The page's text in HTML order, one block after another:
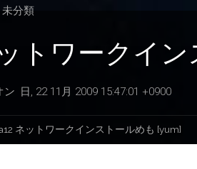
トワークイ
ン 日, 22 11月 2009 15:47:01 +0900
未分類
ネットワークインストールめも [yum]